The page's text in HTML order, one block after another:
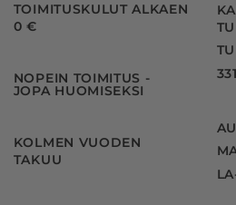
TOIMITUSKULUT ALKAEN
0 €
NOPEIN TOIMITUS -
JOPA HUOMISEKSI
KOLMEN VUODEN
TAKUU